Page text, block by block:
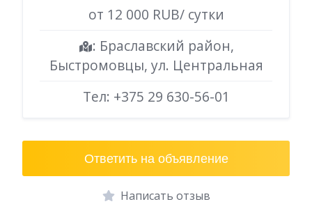
от 12 000 RUB/ сутки
: Браславский район,
Быстромовцы, ул. Центральная
Тел: +375 29 630-56-01
Ответить на объявление
Написать отзыв